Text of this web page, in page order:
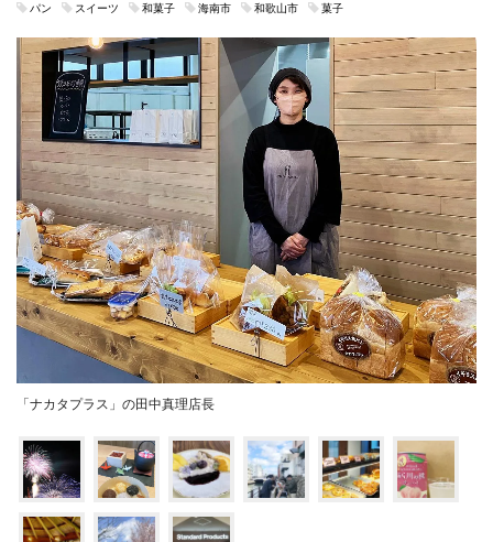
パン
スイーツ 和菓子 海南市 和歌山市 菓子
「ナカタプラス」の田中真理店長